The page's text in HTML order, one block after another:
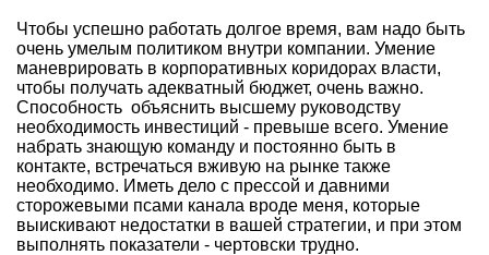
Чтобы успешно работать долгое время, вам надо быть
очень умелым политиком внутри компании. Умение
маневрировать в корпоративных коридорах власти,
чтобы получать адекватный бюджет, очень важно.
Способность объяснить высшему руководству
необходимость инвестиций - превыше всего. Умение
набрать знающую команду и постоянно быть в
контакте, встречаться вживую на рынке также
необходимо. Иметь дело с прессой и давними
сторожевыми псами канала вроде меня, которые
выискивают недостатки в вашей стратегии, и при этом
выполнять показатели - чертовски трудно.